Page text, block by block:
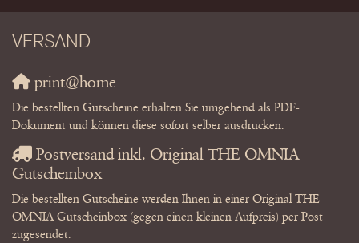
VERSAND
print@home
Die bestellten Gutscheine erhalten Sie umgehend als PDF-
Dokument und können diese sofort selber ausdrucken.
Postversand inkl. Original THE OMNIA
Gutscheinbox
Die bestellten Gutscheine werden Ihnen in einer Original THE
OMNIA Gutscheinbox (gegen einen kleinen Aufpreis) per Post
zugesendet.